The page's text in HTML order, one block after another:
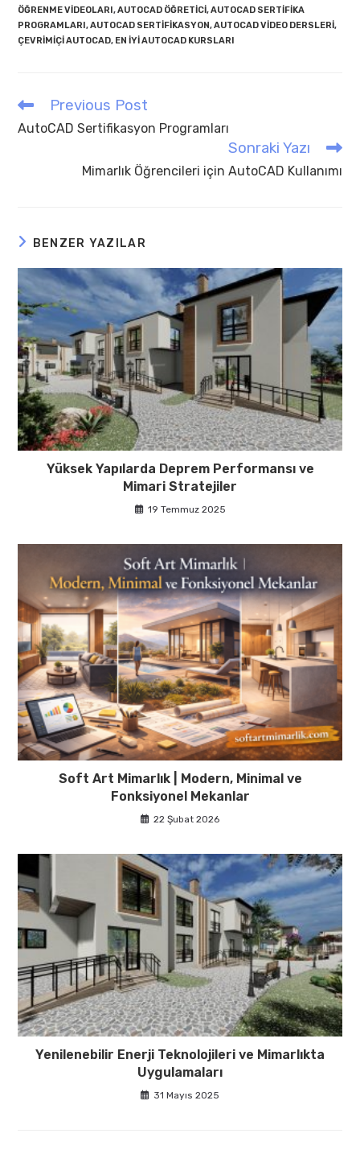
ÖĞRENME VIDEOLARI,AUTOCAD ÖĞRETICI,AUTOCAD SERTIFIKA
PROGRAMLARI,AUTOCAD SERTIFIKASYON,AUTOCAD VIDEO DERSLERI,
ÇEVRIMIÇI AUTOCAD, EN IYI AUTOCAD KURSLARI
Read
articles
Previous Post
AutoCAD Sertifikasyon Programları
Sonraki Yazı
Mimarlık Öğrencileri için AutoCAD Kullanımı
BENZER YAZILAR
Yüksek Yapılarda Deprem Performansı ve
Mimari Stratejiler
19 Temmuz 2025
Soft Art Mimarlık | Modern, Minimal ve
Fonksiyonel Mekanlar
22 Şubat 2026
Yenilenebilir Enerji Teknolojileri ve Mimarlıkta
Uygulamaları
31 Mayıs 2025